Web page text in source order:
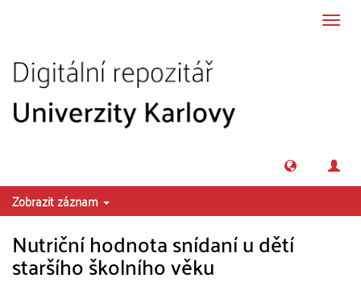
Zobrazit záznam
Nutriční hodnota snídaní u dětí
staršího školního věku